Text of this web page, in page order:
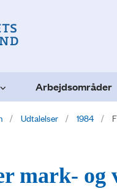
Arbejdsområder
Udtalelser 1984
mark- og